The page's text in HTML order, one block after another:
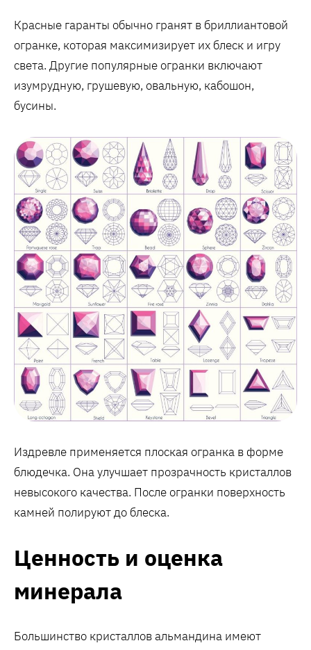
Красные гаранты обычно гранят в бриллиантовой
огранке, которая максимизирует их блеск и игру
света. Другие популярные огранки включают
изумрудную, грушевую, овальную, кабошон,
бусины.
Издревле применяется плоская огранка в форме
блюдечка. Она улучшает прозрачность кристаллов
невысокого качества. После огранки поверхность
камней полируют до блеска.
Ценность и оценка
минерала
Большинство кристаллов альмандина имеют